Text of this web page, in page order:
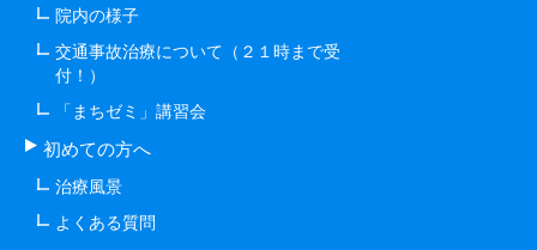
院内の様子
交通事故治療について（２１時まで受
付！）
「まちゼミ」講習会
初めての方へ
治療風景
よくある質問